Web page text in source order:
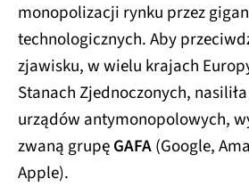
monopolizacji rynku przez
technologicznych. Aby
zjawisku, w wielu krajach
Stanach Zjednoczonych,
urządów antymonopolowych,
zwaną grupęGAFA(Google,
Apple).